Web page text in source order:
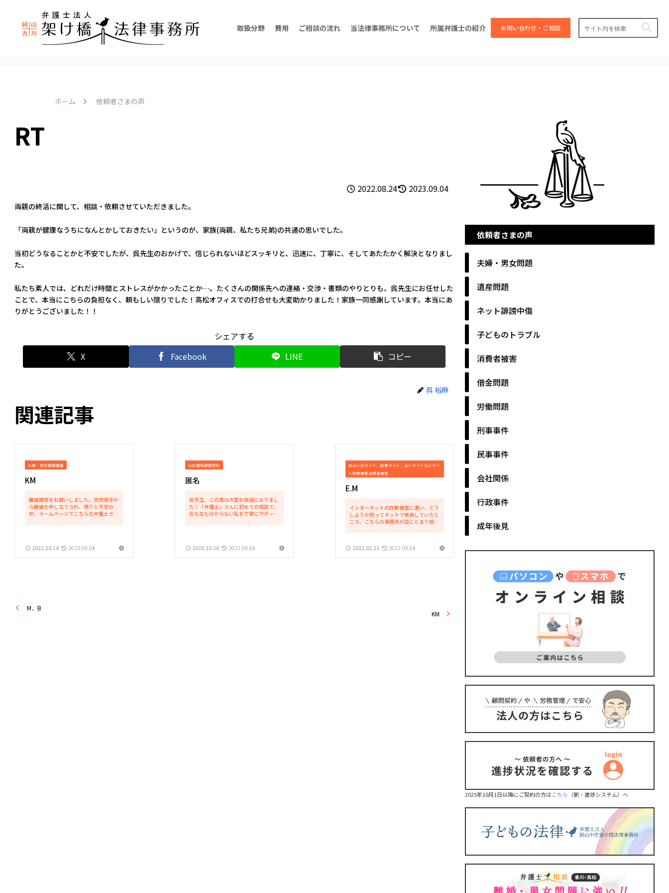
取扱分野 費用 ご相談の流れ 当法律事務所について 所属弁護士の紹介 お問い合わせ・ご相談
ホーム 依頼者さまの声
RT
2022.08.24 2023.09.04
両親の終活に関して、相談・依頼させていただきました。
「両親が健康なうちになんとかしておきたい」というのが、家族(両親、私たち兄弟)の共通の思いでした。
当初どうなることかと不安でしたが、呉先生のおかげで、信じられないほどスッキリと、迅速に、丁寧に、そしてあたたかく解決となりまし
た。
私たち素人では、どれだけ時間とストレスがかかったことか…。たくさんの関係先への連絡・交渉・書類のやりとりも、呉先生にお任せした
ことで、本当にこちらの負担なく、頼もしい限りでした！高松オフィスでの打合せも大変助かりました！家族一同感謝しています。本当にあ
りがとうございました！！
シェアする
X
Facebook LINE コピー
呉 裕麻
関連記事
夫婦・男女問題離婚
KM
離婚調停をお願いしました。突然相手か
ら離婚を申し立てられ、憤りと不安の
中、ホームページでこちらの弁護士さん
2022.10.14
2023.09.04
会社関係顧問契約
匿名
呉先生、この度は大変お世話になりまし
た！「弁護士」さんに初めての相談で、
右も左も分からない私を丁寧にサポート
2020.10.20
2023.09.04
出会い系サイト、副業サイト、占いサイトなどサイ
ト詐欺被害消費者被害
E.M
インターネットの詐欺被害に遭い、どう
しようか困ってネットで検索していたと
ころ、こちらの事務所が目にとまり相談
りました。進捗状況も随時...
2022.02.21 2023.09.04
M．B
KM
依頼者さまの声
夫婦・男女問題
遺産問題
ネット誹謗中傷
子どものトラブル
消費者被害
借金問題
労働問題
刑事事件
民事事件
会社関係
行政事件
成年後見
2025年10月1日以降にご契約の方はこちら （新・進捗システム）へ